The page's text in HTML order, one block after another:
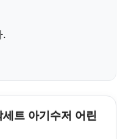
.
트 아기수저 어린